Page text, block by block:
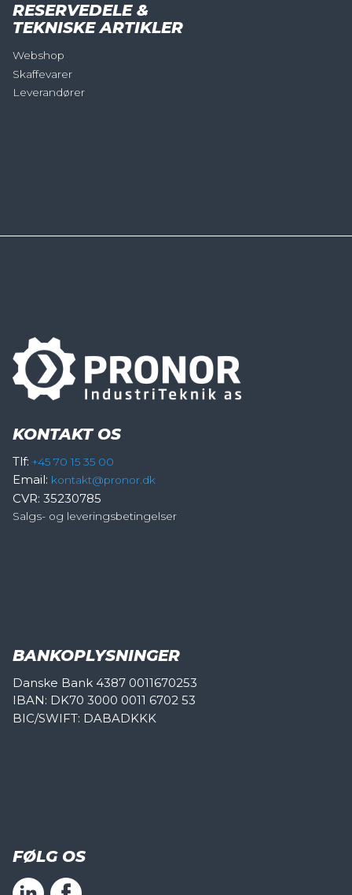
RESERVEDELE &
TEKNISKE ARTIKLER
Webshop
Skaffevarer
Leverandører
KONTAKT OS
Tlf: +45 70 15 35 00
Email: kontakt@pronor.dk
CVR: 35230785
Salgs- og leveringsbetingelser
BANKOPLYSNINGER
Danske Bank 4387 0011670253
IBAN: DK70 3000 0011 6702 53
BIC/SWIFT: DABADKKK
FØLG OS